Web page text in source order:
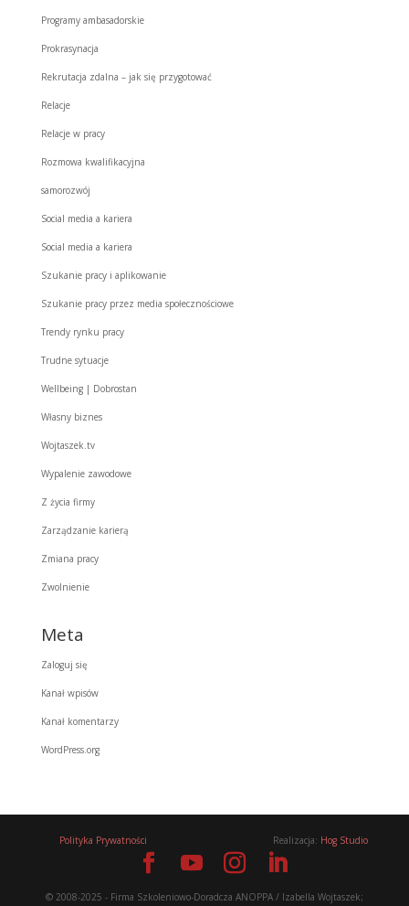
Programy ambasadorskie
Prokrasynacja
Rekrutacja zdalna – jak się przygotować
Relacje
Relacje w pracy
Rozmowa kwalifikacyjna
samorozwój
Social media a kariera
Social media a kariera
Szukanie pracy i aplikowanie
Szukanie pracy przez media społecznościowe
Trendy rynku pracy
Trudne sytuacje
Wellbeing | Dobrostan
Własny biznes
Wojtaszek.tv
Wypalenie zawodowe
Z życia firmy
Zarządzanie karierą
Zmiana pracy
Zwolnienie
Meta
Zaloguj się
Kanał wpisów
Kanał komentarzy
WordPress.org
Polityka Prywatności Realizacja: Hog Studio
© 2008-2025 - Firma Szkoleniowo-Doradcza ANOPPA / Izabella Wojtaszek;